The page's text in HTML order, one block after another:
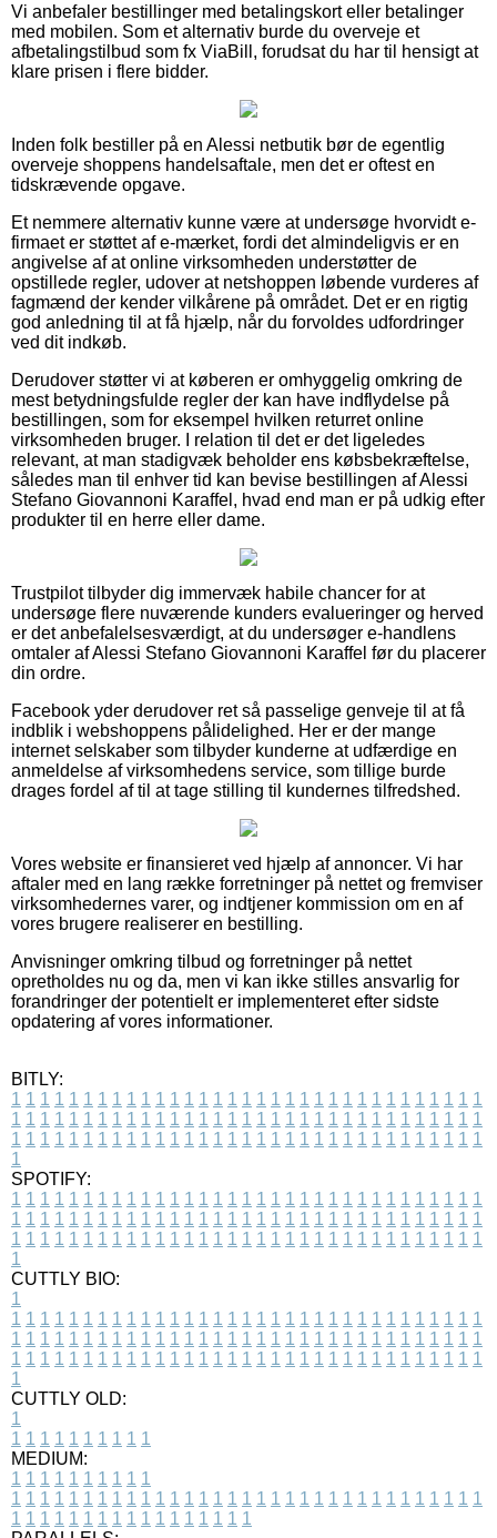
Vi anbefaler bestillinger med betalingskort eller betalinger
med mobilen. Som et alternativ burde du overveje et
afbetalingstilbud som fx ViaBill, forudsat du har til hensigt at
klare prisen i flere bidder.
Inden folk bestiller på en Alessi netbutik bør de egentlig
overveje shoppens handelsaftale, men det er oftest en
tidskrævende opgave.
Et nemmere alternativ kunne være at undersøge hvorvidt e-
firmaet er støttet af e-mærket, fordi det almindeligvis er en
angivelse af at online virksomheden understøtter de
opstillede regler, udover at netshoppen løbende vurderes af
fagmænd der kender vilkårene på området. Det er en rigtig
god anledning til at få hjælp, når du forvoldes udfordringer
ved dit indkøb.
Derudover støtter vi at køberen er omhyggelig omkring de
mest betydningsfulde regler der kan have indflydelse på
bestillingen, som for eksempel hvilken returret online
virksomheden bruger. I relation til det er det ligeledes
relevant, at man stadigvæk beholder ens købsbekræftelse,
således man til enhver tid kan bevise bestillingen af Alessi
Stefano Giovannoni Karaffel, hvad end man er på udkig efter
produkter til en herre eller dame.
Trustpilot tilbyder dig immervæk habile chancer for at
undersøge flere nuværende kunders evalueringer og herved
er det anbefalelsesværdigt, at du undersøger e-handlens
omtaler af Alessi Stefano Giovannoni Karaffel før du placerer
din ordre.
Facebook yder derudover ret så passelige genveje til at få
indblik i webshoppens pålidelighed. Her er der mange
internet selskaber som tilbyder kunderne at udfærdige en
anmeldelse af virksomhedens service, som tillige burde
drages fordel af til at tage stilling til kundernes tilfredshed.
Vores website er finansieret ved hjælp af annoncer. Vi har
aftaler med en lang række forretninger på nettet og fremviser
virksomhedernes varer, og indtjener kommission om en af
vores brugere realiserer en bestilling.
Anvisninger omkring tilbud og forretninger på nettet
opretholdes nu og da, men vi kan ikke stilles ansvarlig for
forandringer der potentielt er implementeret efter sidste
opdatering af vores informationer.
BITLY:
1 1 1 1 1 1 1 1 1 1 1 1 1 1 1 1 1 1 1 1 1 1 1 1 1 1 1 1 1 1 1 1 1
1 1 1 1 1 1 1 1 1 1 1 1 1 1 1 1 1 1 1 1 1 1 1 1 1 1 1 1 1 1 1 1 1
1 1 1 1 1 1 1 1 1 1 1 1 1 1 1 1 1 1 1 1 1 1 1 1 1 1 1 1 1 1 1 1 1
1
SPOTIFY:
1 1 1 1 1 1 1 1 1 1 1 1 1 1 1 1 1 1 1 1 1 1 1 1 1 1 1 1 1 1 1 1 1
1 1 1 1 1 1 1 1 1 1 1 1 1 1 1 1 1 1 1 1 1 1 1 1 1 1 1 1 1 1 1 1 1
1 1 1 1 1 1 1 1 1 1 1 1 1 1 1 1 1 1 1 1 1 1 1 1 1 1 1 1 1 1 1 1 1
1
CUTTLY BIO:
1
1 1 1 1 1 1 1 1 1 1 1 1 1 1 1 1 1 1 1 1 1 1 1 1 1 1 1 1 1 1 1 1 1
1 1 1 1 1 1 1 1 1 1 1 1 1 1 1 1 1 1 1 1 1 1 1 1 1 1 1 1 1 1 1 1 1
1 1 1 1 1 1 1 1 1 1 1 1 1 1 1 1 1 1 1 1 1 1 1 1 1 1 1 1 1 1 1 1 1
1
CUTTLY OLD:
1
1 1 1 1 1 1 1 1 1 1
MEDIUM:
1 1 1 1 1 1 1 1 1 1
1 1 1 1 1 1 1 1 1 1 1 1 1 1 1 1 1 1 1 1 1 1 1 1 1 1 1 1 1 1 1 1 1
1 1 1 1 1 1 1 1 1 1 1 1 1 1 1 1 1